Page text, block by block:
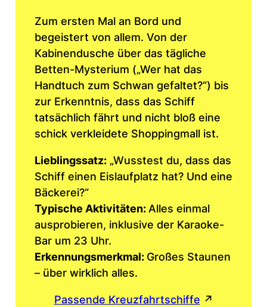
Zum ersten Mal an Bord und
begeistert von allem. Von der
Kabinendusche über das tägliche
Betten-Mysterium („Wer hat das
Handtuch zum Schwan gefaltet?“) bis
zur Erkenntnis, dass das Schiff
tatsächlich fährt und nicht bloß eine
schick verkleidete Shoppingmall ist.
Lieblingssatz:„Wusstest du, dass das
Schiff einen Eislaufplatz hat? Und eine
Bäckerei?“
Typische Aktivitäten: Alles einmal
ausprobieren, inklusive der Karaoke-
Bar um 23 Uhr.
Erkennungsmerkmal: Großes Staunen
– über wirklich alles.
Passende Kreuzfahrtschiffe ↗